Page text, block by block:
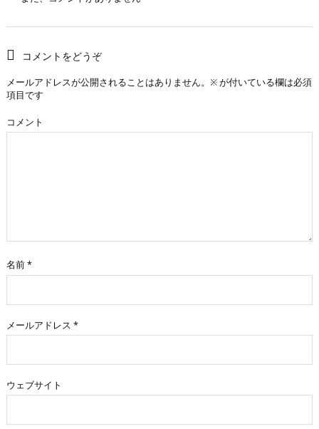
コメントをどうぞ
メールアドレスが公開されることはありません。 ※が付いている欄は必須
項目です
コメント
名前*
メールアドレス *
ウェブサイト